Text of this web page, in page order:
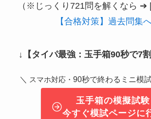
（※じっくり721問を解くなら ➔
【合格対策】過去問集
↓ 【タイパ最強：玉手箱90秒で7
＼ スマホ対応・ 90秒で終わるミニ模試
玉手箱の模擬試験
今すぐ模試ページに